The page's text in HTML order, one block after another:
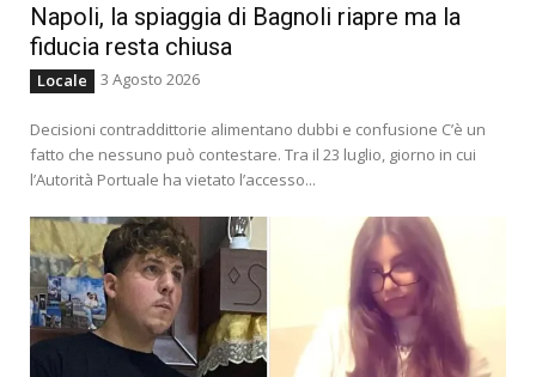
Napoli, la spiaggia di Bagnoli riapre ma la
fiducia resta chiusa
Locale 3 Agosto 2026
Decisioni contraddittorie alimentano dubbi e confusione C’è un
fatto che nessuno può contestare. Tra il 23 luglio, giorno in cui
l’Autorità Portuale ha vietato l’accesso...